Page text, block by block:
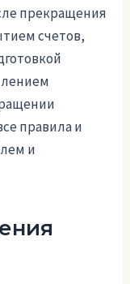
прекращения
счетов,
правила и
и